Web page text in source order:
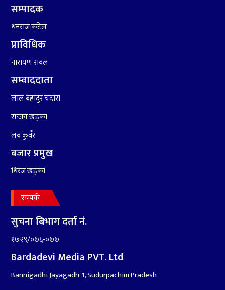
कांग्रेसको १४ औं महाधिवेशनको
आर्थिक बर्ष २०७८÷२०७९ मा
आर्थिक बुद्धि दर ६.५ हुन सक्दैन ।
सम्पादक
धनराज कटेल
प्राविधिक
नारायण रावल
सम्वाददाता
लाल बहादुर चदारा
सन्जय खड्का
लव कुवँर
बजार प्रमुख
धिरज खड्का
सम्पर्क
सुचना बिभाग दर्ता नं.
१७२९/०७६-०७७
Bardadevi Media PVT. Ltd
Bannigadhi Jayagadh-1, Sudurpachim Pradesh